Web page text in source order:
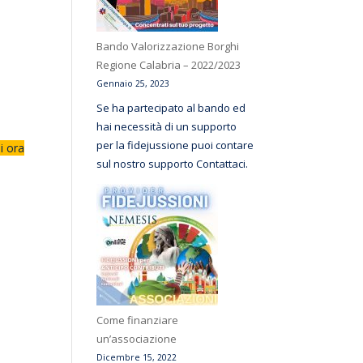
ora
Bando Valorizzazione Borghi
Regione Calabria – 2022/2023
Gennaio 25, 2023
Se ha partecipato al bando ed
hai necessità di un supporto
per la fidejussione puoi contare
sul nostro supporto Contattaci.
Come finanziare
un’associazione
Dicembre 15, 2022